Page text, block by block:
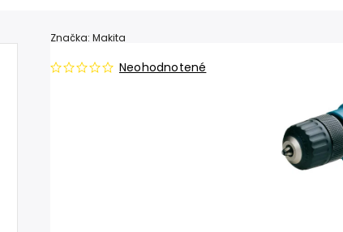
Neohodnotené
Značka: Makita